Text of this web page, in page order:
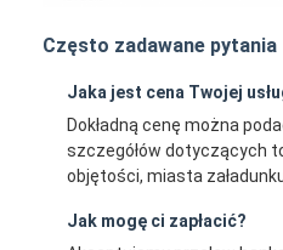
Często zadawane pytania
Jaka jest cena Twojej
Dokładną cenę można
szczegółów dotyczących
objętości, miasta
Jak mogę ci zapłacić?